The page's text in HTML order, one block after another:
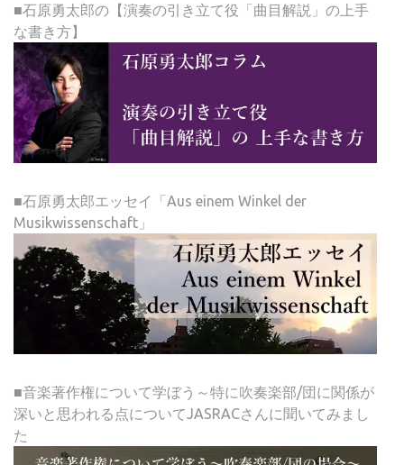
■石原勇太郎の【演奏の引き立て役「曲目解説」の上手
な書き方】
■石原勇太郎エッセイ「Aus einem Winkel der
Musikwissenschaft」
■音楽著作権について学ぼう～特に吹奏楽部/団に関係が
深いと思われる点についてJASRACさんに聞いてみまし
た